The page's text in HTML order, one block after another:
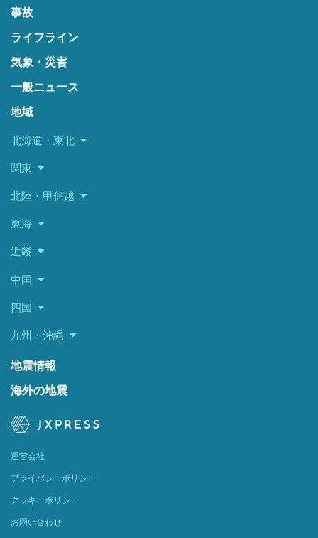
事故
ライフライン
気象・災害
一般ニュース
地域
北海道・東北
関東
北陸・甲信越
東海
近畿
中国
四国
九州・沖縄
地震情報
海外の地震
運営会社
プライバシーポリシー
クッキーポリシー
お問い合わせ